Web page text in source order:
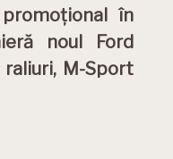
în
noul Ford
M-Sport